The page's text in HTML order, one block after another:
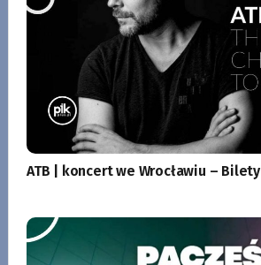
ATB | koncert we Wrocławiu – Bilety